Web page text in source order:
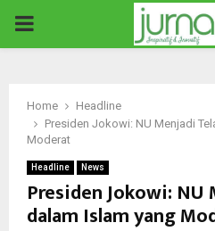
PRIMARY
Home
Headline
Presiden Jokowi: NU Menjadi
Moderat
Headline News
Presiden Jokowi: NU
dalam Islam yang